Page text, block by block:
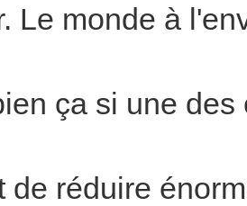
Le monde à
ça si une
de réduire